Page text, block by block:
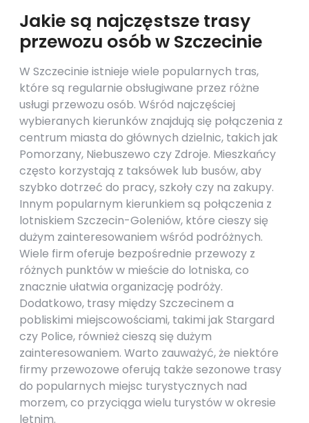
Jakie są najczęstsze trasy
przewozu osób w Szczecinie
W Szczecinie istnieje wiele popularnych tras,
które są regularnie obsługiwane przez różne
usługi przewozu osób. Wśród najczęściej
wybieranych kierunków znajdują się połączenia z
centrum miasta do głównych dzielnic, takich jak
Pomorzany, Niebuszewo czy Zdroje. Mieszkańcy
często korzystają z taksówek lub busów, aby
szybko dotrzeć do pracy, szkoły czy na zakupy.
Innym popularnym kierunkiem są połączenia z
lotniskiem Szczecin-Goleniów, które cieszy się
dużym zainteresowaniem wśród podróżnych.
Wiele firm oferuje bezpośrednie przewozy z
różnych punktów w mieście do lotniska, co
znacznie ułatwia organizację podróży.
Dodatkowo, trasy między Szczecinem a
pobliskimi miejscowościami, takimi jak Stargard
czy Police, również cieszą się dużym
zainteresowaniem. Warto zauważyć, że niektóre
firmy przewozowe oferują także sezonowe trasy
do popularnych miejsc turystycznych nad
morzem, co przyciąga wielu turystów w okresie
letnim.